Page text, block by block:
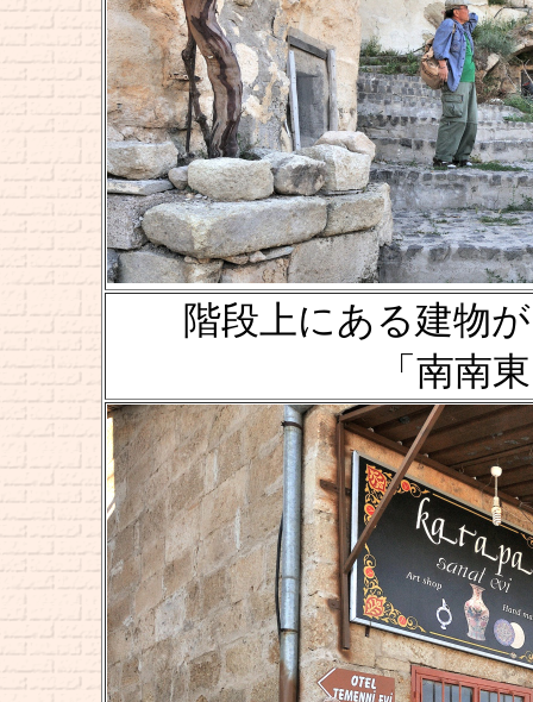
階段上にある建物
「南南